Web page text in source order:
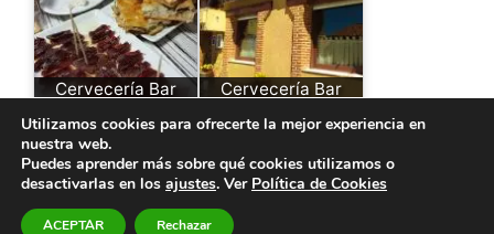
Cervecería Bar
Cervecería Bar
© 2026 El Paraíso de la Cerveza -
Utilizamos cookies para ofrecerte la mejor experiencia en
nuestra web.
Puedes aprender más sobre qué cookies utilizamos o
desactivarlas en los ajustes. Ver Política de Cookies
ACEPTAR Rechazar